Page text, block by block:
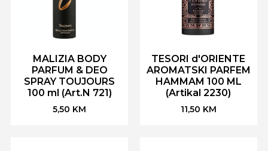
MALIZIA BODY
PARFUM & DEO
SPRAY TOUJOURS
100 ml (Art.N 721)
5,50 KM
TESORI d'ORIENTE
AROMATSKI PARFEM
HAMMAM 100 ML
(Artikal 2230)
11,50 KM